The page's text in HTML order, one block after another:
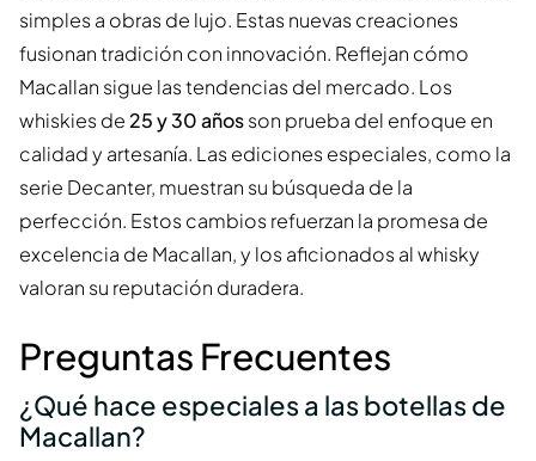
simples a obras de lujo. Estas nuevas creaciones
fusionan tradición con innovación. Reflejan cómo
Macallan sigue las tendencias del mercado. Los
whiskies de 25 y 30 añosson prueba del enfoque en
calidad y artesanía. Las ediciones especiales, como la
serie Decanter, muestran su búsqueda de la
perfección. Estos cambios refuerzan la promesa de
excelencia de Macallan, y los aficionados al whisky
valoran su reputación duradera.
Preguntas Frecuentes
¿Qué hace especiales a las botellas de
Macallan?